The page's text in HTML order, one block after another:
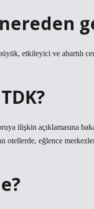
etkileyici ve abartılı
ilişkin açıklamasına
otellerde, eğlence